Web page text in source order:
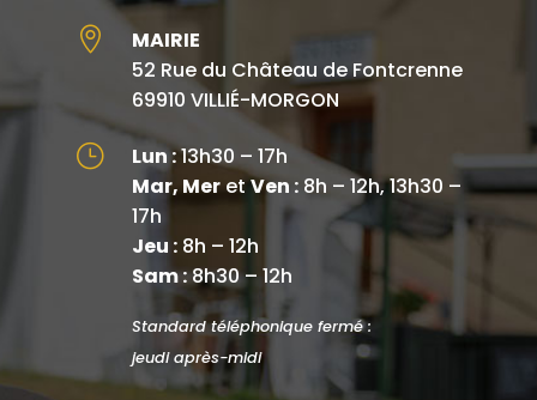

MAIRIE
52 Rue du Château de Fontcrenne
69910 VILLIÉ-MORGON
} Lun :13h30 – 17h
Mar, MeretVen :8h – 12h, 13h30 –
17h
Jeu :8h – 12h
Sam :8h30 – 12h
Standard téléphonique fermé :
jeudi après-midi